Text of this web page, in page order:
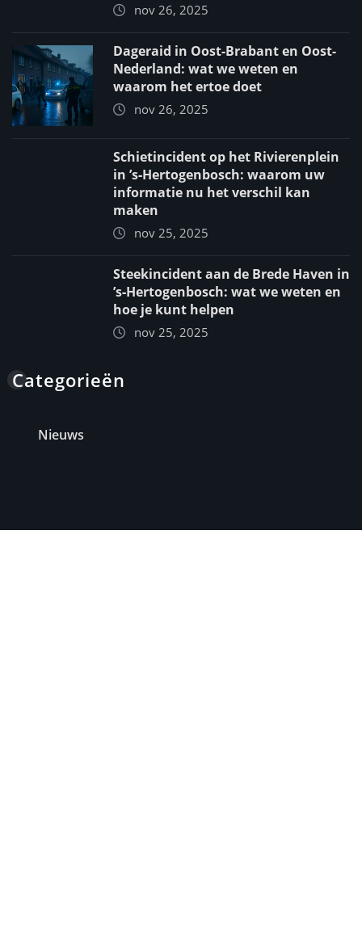
nov 26, 2025
Dageraid in Oost-Brabant en Oost-
Nederland: wat we weten en
waarom het ertoe doet
nov 26, 2025
Schietincident op het Rivierenplein
in ’s‑Hertogenbosch: waarom uw
informatie nu het verschil kan
maken
nov 25, 2025
Steekincident aan de Brede Haven in
’s‑Hertogenbosch: wat we weten en
hoe je kunt helpen
nov 25, 2025
Categorieën
Nieuws